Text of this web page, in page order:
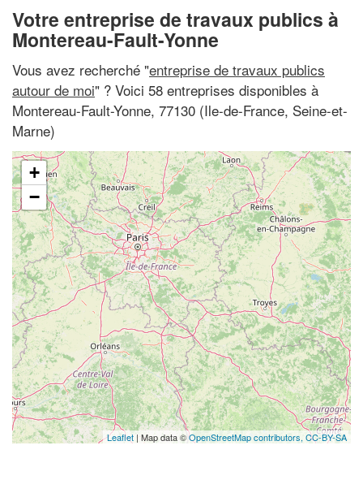
Votre entreprise de travaux publics à
Montereau-Fault-Yonne
Vous avez recherché "entreprise de travaux publics
autour de moi" ? Voici 58 entreprises disponibles à
Montereau-Fault-Yonne, 77130 (Ile-de-France, Seine-et-
Marne)
+
−
Leaflet | Map data ©OpenStreetMap contributors, CC-BY-SA